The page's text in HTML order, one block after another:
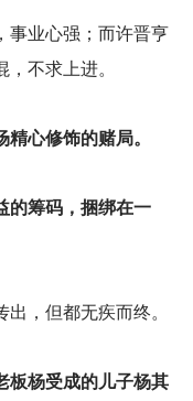
事业心强；而许晋亨
不求上进。
心修饰的赌局。
的筹码，捆绑在一
，但都无疾而终。
板杨受成的儿子杨其